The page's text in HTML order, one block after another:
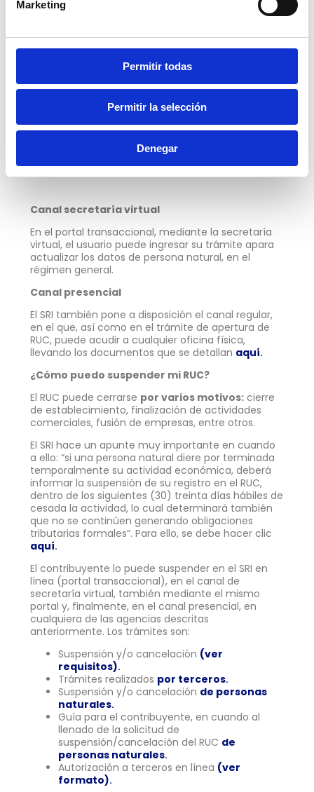
Marketing
Permitir todas
Permitir la selección
Denegar
Canal automático
Servicios en Líneay puede realizar ágilmente
(a excepción del transporte).
Abrir o cerrar establecimientos.
Actualizar el nombre comercial.
Agregar los datos del contador.
Registro de dirección del domicilio.
Agregar o eliminar títulos profesionales.
Canal secretaría virtual
En el portal transaccional, mediante la secretaría
virtual, el usuario puede ingresar su trámite apara
actualizar los datos de persona natural, en el
régimen general.
Canal presencial
El SRI también pone a disposición el canal regular,
en el que, así como en el trámite de apertura de
RUC, puede acudir a cualquier oficina física,
llevando los documentos que se detallan aquí.
¿Cómo puedo suspender mi RUC?
El RUC puede cerrarse por varios motivos: cierre
de establecimiento, finalización de actividades
comerciales, fusión de empresas, entre otros.
El SRI hace un apunte muy importante en cuando
a ello: “si una persona natural diere por terminada
temporalmente su actividad económica, deberá
informar la suspensión de su registro en el RUC,
dentro de los siguientes (30) treinta días hábiles de
cesada la actividad, lo cual determinará también
que no se continúen generando obligaciones
tributarias formales”. Para ello, se debe hacer clic
aquí.
El contribuyente lo puede suspender en el SRI en
línea (portal transaccional), en el canal de
secretaría virtual, también mediante el mismo
portal y, finalmente, en el canal presencial, en
cualquiera de las agencias descritas
anteriormente. Los trámites son:
Suspensión y/o cancelación (ver
requisitos).
Trámites realizados por terceros.
Suspensión y/o cancelación de personas
naturales.
Guía para el contribuyente, en cuando al
llenado de la solicitud de
suspensión/cancelación del RUC de
personas naturales.
Autorización a terceros en línea (ver
formato).